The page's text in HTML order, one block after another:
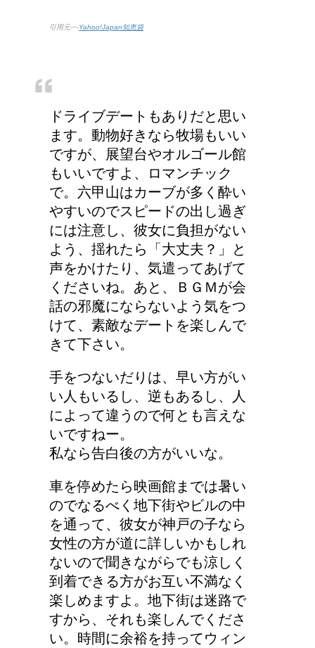
引用元-−-Yahoo!Japan知恵袋
ドライブデートもありだと思い
ます。動物好きなら牧場もいい
ですが、展望台やオルゴール館
もいいですよ、ロマンチック
で。六甲山はカーブが多く酔い
やすいのでスピードの出し過ぎ
には注意し、彼女に負担がない
よう、揺れたら「大丈夫？」と
声をかけたり、気遣ってあげて
くださいね。あと、ＢＧＭが会
話の邪魔にならないよう気をつ
けて、素敵なデートを楽しんで
きて下さい。
手をつないだりは、早い方がい
い人もいるし、逆もあるし、人
によって違うので何とも言えな
いですねー。
私なら告白後の方がいいな。
車を停めたら映画館までは暑い
のでなるべく地下街やビルの中
を通って、彼女が神戸の子なら
女性の方が道に詳しいかもしれ
ないので聞きながらでも涼しく
到着できる方がお互い不満なく
楽しめますよ。地下街は迷路で
すから、それも楽しんでくださ
い。時間に余裕を持ってウィン